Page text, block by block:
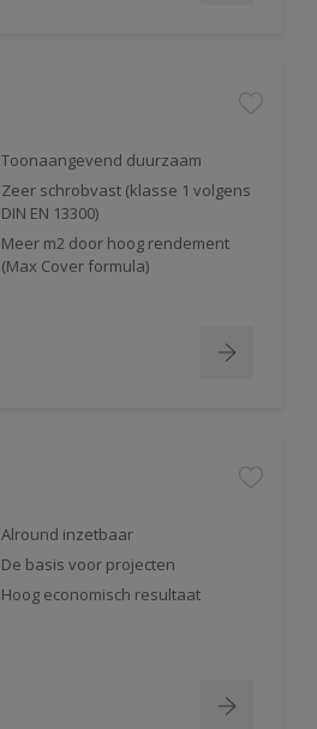
Toonaangevend duurzaam
Zeer schrobvast (klasse 1 volgens
DIN EN 13300)
Meer m2 door hoog rendement
(Max Cover formula)
Alround inzetbaar
De basis voor projecten
Hoog economisch resultaat